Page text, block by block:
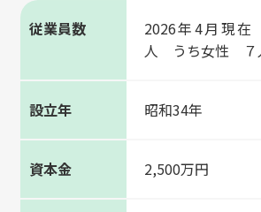
従業員数
2026年4月現
人 うち女性 ７
設立年 昭和34年
資本金 2,500万円